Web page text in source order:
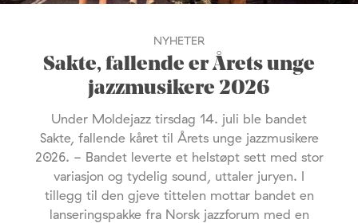
NYHETER
Sakte, fallende er Årets unge
jazzmusikere 2026
Under Moldejazz tirsdag 14. juli ble bandet
Sakte, fallende kåret til Årets unge jazzmusikere
2026. - Bandet leverte et helstøpt sett med stor
variasjon og tydelig sound, uttaler juryen. I
tillegg til den gjeve tittelen mottar bandet en
lanseringspakke fra Norsk jazzforum med en